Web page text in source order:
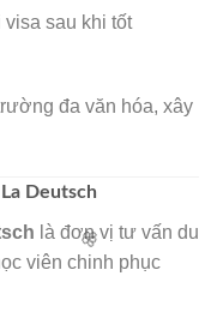
visa sau khi tốt
đa văn hóa, xây
Deutsch
là đơn vị tư vấn du
viên chinh phục